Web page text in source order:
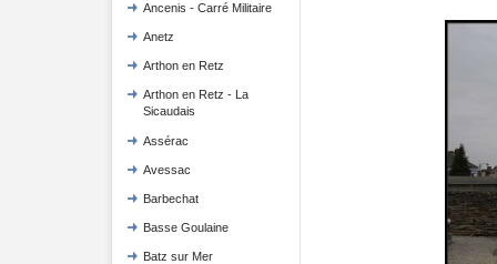
Ancenis - Carré Militaire
Anetz
Arthon en Retz
Arthon en Retz - La
Sicaudais
Assérac
Avessac
Barbechat
Basse Goulaine
Batz sur Mer